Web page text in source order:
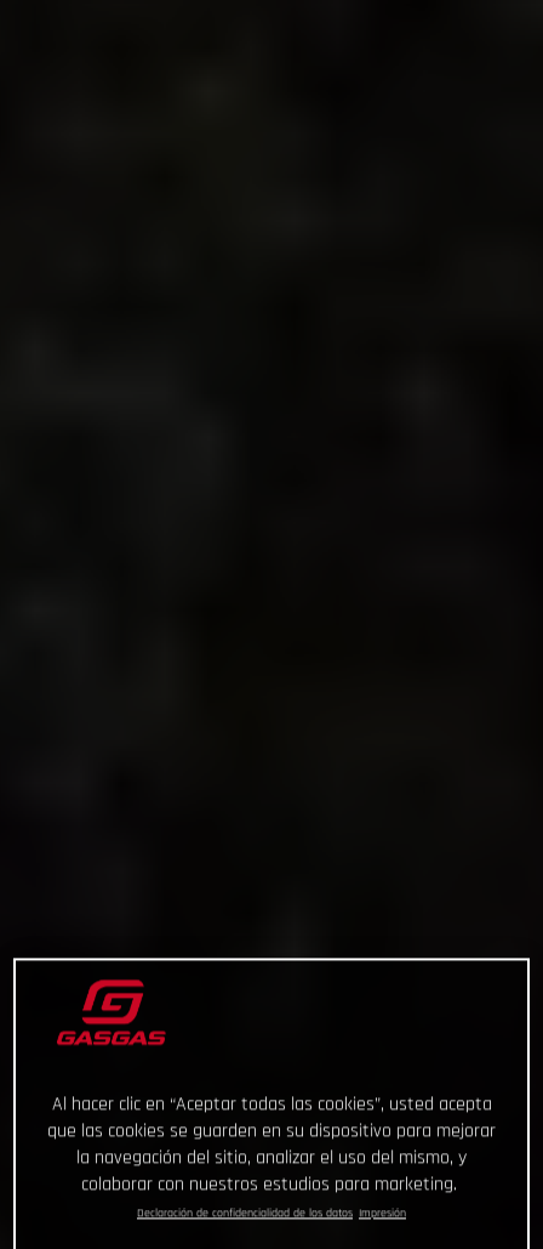
Al hacer clic en “Aceptar todas las cookies”, usted acepta
que las cookies se guarden en su dispositivo para mejorar
la navegación del sitio, analizar el uso del mismo, y
colaborar con nuestros estudios para marketing.
Declaración de confidencialidad de los datos Impresión